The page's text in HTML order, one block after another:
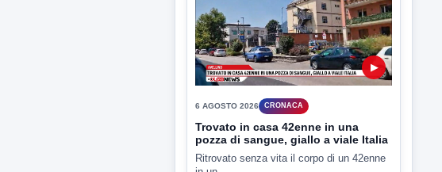
CRONACA
Trovato in casa 42enne in una
pozza di sangue, giallo a viale Italia
Ritrovato senza vita il corpo di un 42enne
in un...